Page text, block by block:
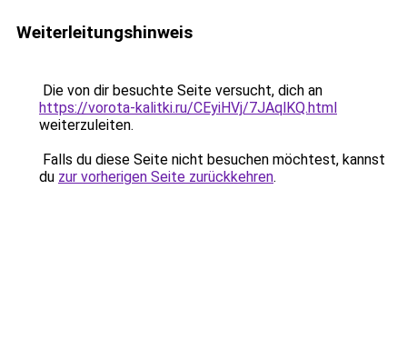
Weiterleitungshinweis
Die von dir besuchte Seite versucht, dich an
https://vorota-kalitki.ru/CEyiHVj/7JAqlKQ.html
weiterzuleiten.
Falls du diese Seite nicht besuchen möchtest, kannst
du zur vorherigen Seite zurückkehren.